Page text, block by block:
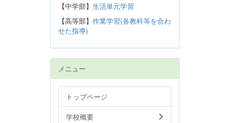
【中学部】 生活単元学習
【高等部】 作業学習(各教科等を合わ
せた指導)
メニュー
トップページ
学校概要